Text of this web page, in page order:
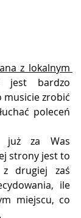
z lokalnym
bardzo
musicie zrobić
poleceń
już za Was
strony jest to
z drugiej zaś
ile
miejscu, co